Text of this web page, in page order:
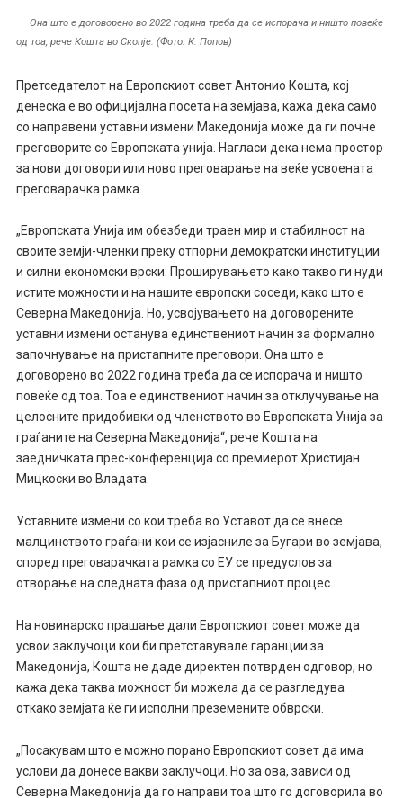
Она што е договорено во 2022 година треба да се испорача и ништо повеќе
од тоа, рече Кошта во Скопје. (Фото: К. Попов)
Претседателот на Европскиот совет Антонио Кошта, кој
денеска е во официјална посета на земјава, кажа дека само
со направени уставни измени Македонија може да ги почне
преговорите со Европската унија. Нагласи дека нема простор
за нови договори или ново преговарање на веќе усвоената
преговарачка рамка.
„Европската Унија им обезбеди траен мир и стабилност на
своите земји-членки преку отпорни демократски институции
и силни економски врски. Проширувањето како такво ги нуди
истите можности и на нашите европски соседи, како што е
Северна Македонија. Но, усвојувањето на договорените
уставни измени останува единствениот начин за формално
започнување на пристапните преговори. Она што е
договорено во 2022 година треба да се испорача и ништо
повеќе од тоа. Тоа е единствениот начин за отклучување на
целосните придобивки од членството во Европската Унија за
граѓаните на Северна Македонија“, рече Кошта на
заедничката прес-конференција со премиерот Христијан
Мицкоски во Владата.
Уставните измени со кои треба во Уставот да се внесе
малцинството граѓани кои се изјасниле за Бугари во земјава,
според преговарачката рамка со ЕУ се предуслов за
отворање на следната фаза од пристапниот процес.
На новинарско прашање дали Европскиот совет може да
усвои заклучоци кои би претставувале гаранции за
Македонија, Кошта не даде директен потврден одговор, но
кажа дека таква можност би можела да се разгледува
откако земјата ќе ги исполни преземените обврски.
„Посакувам што е можно порано Европскиот совет да има
услови да донесе вакви заклучоци. Но за ова, зависи од
Северна Македонија да го направи тоа што го договорила во